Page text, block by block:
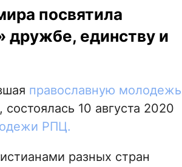
посвятила
дружбе, единству и
православную молодежь
10 августа 2020
РПЦ.
разных стран